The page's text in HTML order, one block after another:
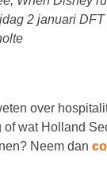
2 januari
over
of wat Holland
Neem dan